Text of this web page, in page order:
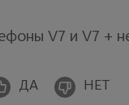
V7 и V7 +
ДА НЕТ